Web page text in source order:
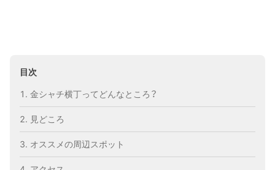
目次
金シャチ横丁ってどんなところ？
見どころ
オススメの周辺スポット